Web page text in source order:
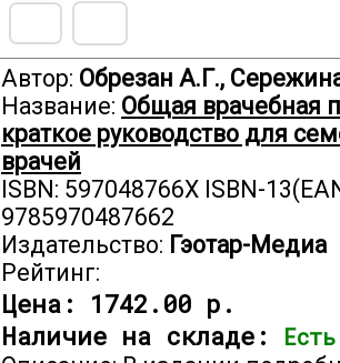
Автор: Обрезан А.Г.,
Название: Общая врачебная
краткое руководство для
врачей
ISBN: 597048766X ISBN-
9785970487662
Издательство: Гэотар-Медиа
Рейтинг:
Цена: 1742.00 р.
Наличие на складе: